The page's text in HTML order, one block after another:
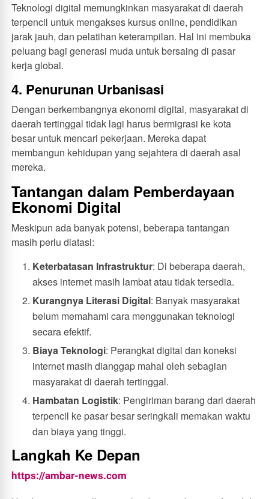
Teknologi digital memungkinkan masyarakat di daerah
terpencil untuk mengakses kursus online, pendidikan
jarak jauh, dan pelatihan keterampilan. Hal ini membuka
peluang bagi generasi muda untuk bersaing di pasar
kerja global.
4. Penurunan Urbanisasi
Dengan berkembangnya ekonomi digital, masyarakat di
daerah tertinggal tidak lagi harus bermigrasi ke kota
besar untuk mencari pekerjaan. Mereka dapat
membangun kehidupan yang sejahtera di daerah asal
mereka.
Tantangan dalam Pemberdayaan
Ekonomi Digital
Meskipun ada banyak potensi, beberapa tantangan
masih perlu diatasi:
Keterbatasan Infrastruktur: Di beberapa daerah,
akses internet masih lambat atau tidak tersedia.
Kurangnya Literasi Digital: Banyak masyarakat
belum memahami cara menggunakan teknologi
secara efektif.
Biaya Teknologi: Perangkat digital dan koneksi
internet masih dianggap mahal oleh sebagian
masyarakat di daerah tertinggal.
Hambatan Logistik: Pengiriman barang dari daerah
terpencil ke pasar besar seringkali memakan waktu
dan biaya yang tinggi.
Langkah Ke Depan
https://ambar-news.com